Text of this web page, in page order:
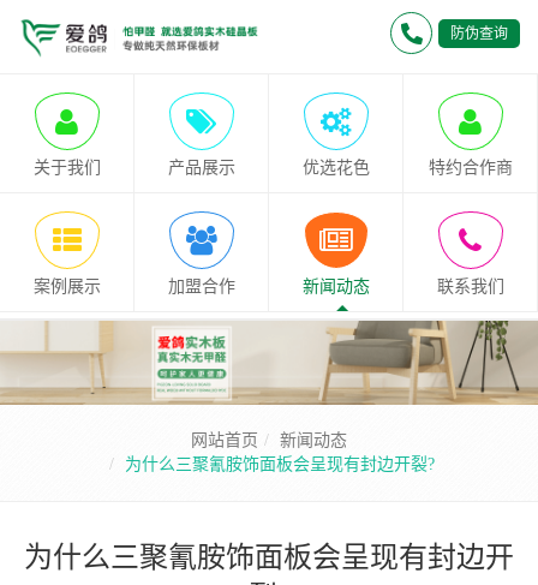
防伪查询
关于我们 产品展示 优选花色 特约合作商
案例展示 加盟合作 新闻动态 联系我们
网站首页
新闻动态
为什么三聚氰胺饰面板会呈现有封边开裂?
为什么三聚氰胺饰面板会呈现有封边开